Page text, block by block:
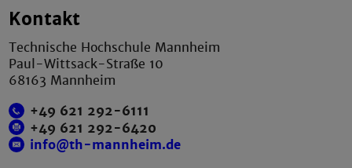
Kontakt
Technische Hochschule Mannheim
Paul-Wittsack-Straße 10
68163 Mannheim
+49 621 292-6111
+49 621 292-6420
info@th-mannheim.de